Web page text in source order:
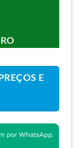
E